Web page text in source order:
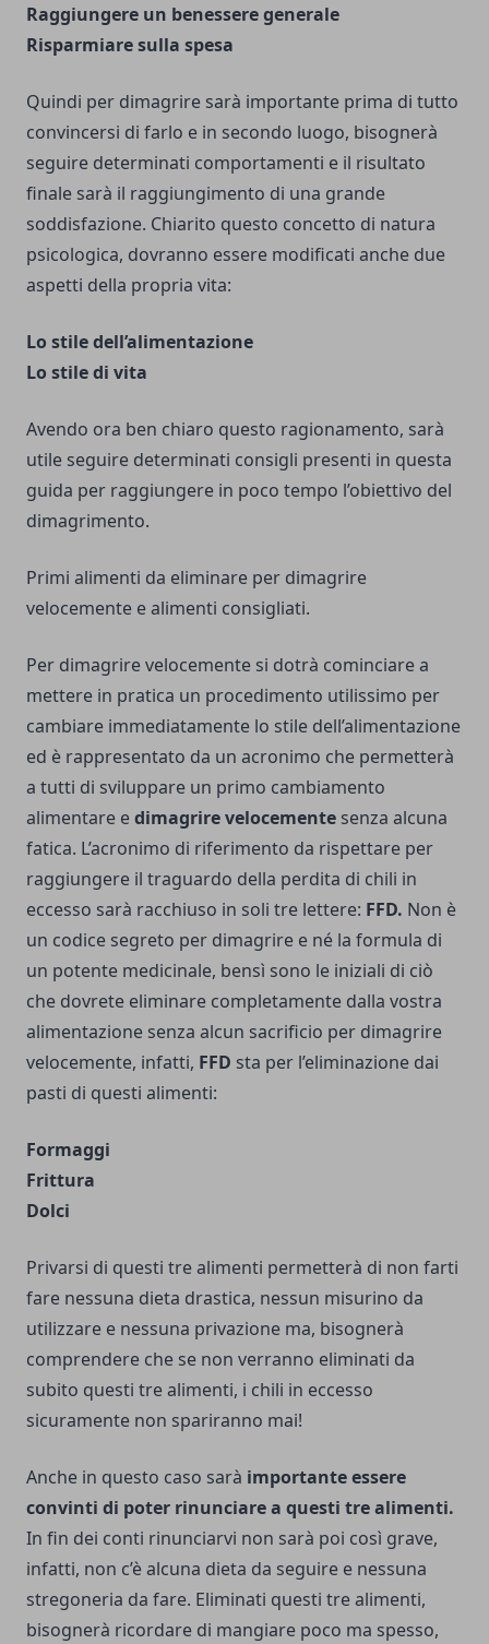
Raggiungere un benessere generale
Risparmiare sulla spesa
Quindi per dimagrire sarà importante prima di tutto
convincersi di farlo e in secondo luogo, bisognerà
seguire determinati comportamenti e il risultato
finale sarà il raggiungimento di una grande
soddisfazione. Chiarito questo concetto di natura
psicologica, dovranno essere modificati anche due
aspetti della propria vita:
Lo stile dell’alimentazione
Lo stile di vita
Avendo ora ben chiaro questo ragionamento, sarà
utile seguire determinati consigli presenti in questa
guida per raggiungere in poco tempo l’obiettivo del
dimagrimento.
Primi alimenti da eliminare per dimagrire
velocemente e alimenti consigliati.
Per dimagrire velocemente si dotrà cominciare a
mettere in pratica un procedimento utilissimo per
cambiare immediatamente lo stile dell’alimentazione
ed è rappresentato da un acronimo che permetterà
a tutti di sviluppare un primo cambiamento
alimentare edimagrire velocemente senza alcuna
fatica. L’acronimo di riferimento da rispettare per
raggiungere il traguardo della perdita di chili in
eccesso sarà racchiuso in soli tre lettere: FFD. Non è
un codice segreto per dimagrire e né la formula di
un potente medicinale, bensì sono le iniziali di ciò
che dovrete eliminare completamente dalla vostra
alimentazione senza alcun sacrificio per dimagrire
velocemente, infatti, FFD sta per l’eliminazione dai
pasti di questi alimenti:
Formaggi
Frittura
Dolci
Privarsi di questi tre alimenti permetterà di non farti
fare nessuna dieta drastica, nessun misurino da
utilizzare e nessuna privazione ma, bisognerà
comprendere che se non verranno eliminati da
subito questi tre alimenti, i chili in eccesso
sicuramente non spariranno mai!
Anche in questo caso sarà importante essere
convinti di poter rinunciare a questi tre alimenti.
In fin dei conti rinunciarvi non sarà poi così grave,
infatti, non c’è alcuna dieta da seguire e nessuna
stregoneria da fare. Eliminati questi tre alimenti,
bisognerà ricordare di mangiare poco ma spesso,